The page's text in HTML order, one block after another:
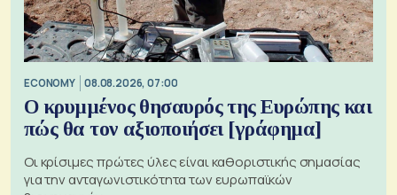
ECONOMY 08.08.2026, 07:00
Ο κρυμμένος θησαυρός της Ευρώπης και
πώς θα τον αξιοποιήσει [γράφημα]
Οι κρίσιμες πρώτες ύλες είναι καθοριστικής σημασίας
για την ανταγωνιστικότητα των ευρωπαϊκών